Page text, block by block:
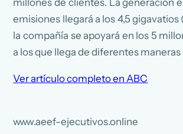
millones de clientes. La generación
emisiones llegará a los 4,5 gigavatios
la compañía se apoyará en los 5
a los que llega de diferentes maneras
Ver artículo completo en ABC
www.aeef-ejecutivos.online